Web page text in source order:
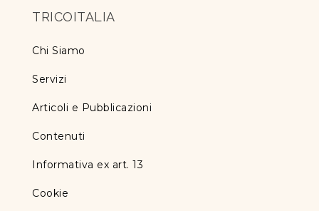
TRICOITALIA
Chi Siamo
Servizi
Articoli e Pubblicazioni
Contenuti
Informativa ex art. 13
Cookie